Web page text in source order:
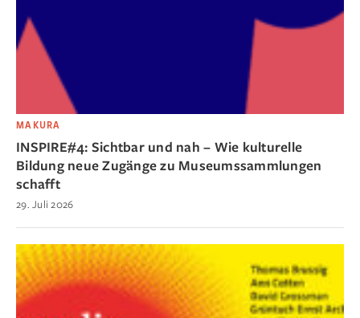
MAKURA
INSPIRE#4: Sichtbar und nah – Wie kulturelle
Bildung neue Zugänge zu Museumssammlungen
schafft
29. Juli 2026